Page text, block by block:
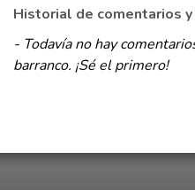
Historial de comentarios
- Todavía no hay
barranco. ¡Sé el primero!